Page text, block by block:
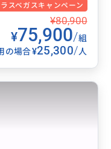
ラスベガスキャンペーン
¥80,900
¥75,900/組
の場合¥25,300/人